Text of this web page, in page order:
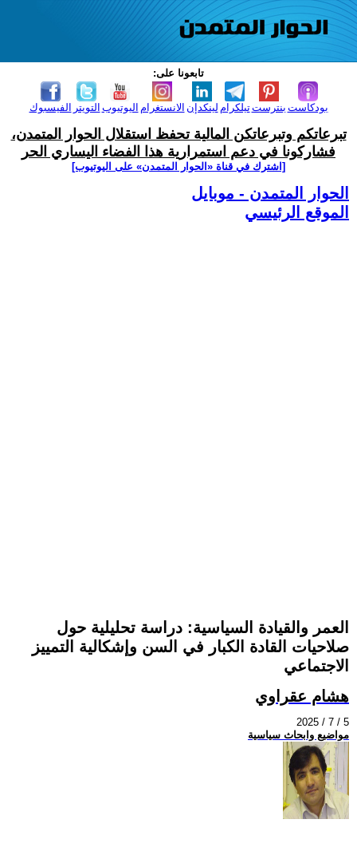
تابعونا على:
الفيسبوك التويتر اليوتيوب الانستغرام لينكدإن تيلكرامبنترست بودكاست
تبرعاتكم وتبرعاتكن المالية تحفظ استقلال الحوار المتمدن،
فشاركونا في دعم استمرارية هذا الفضاء اليساري الحر
[اشترك في قناة ‫«الحوار المتمدن» على اليوتيوب]
الحوار المتمدن - موبايل
الموقع الرئيسي
العمر والقيادة السياسية: دراسة تحليلية حول
صلاحيات القادة الكبار في السن وإشكالية التمييز
الاجتماعي
هشام عقراوي
2025 / 7 / 5
مواضيع وابحاث سياسية